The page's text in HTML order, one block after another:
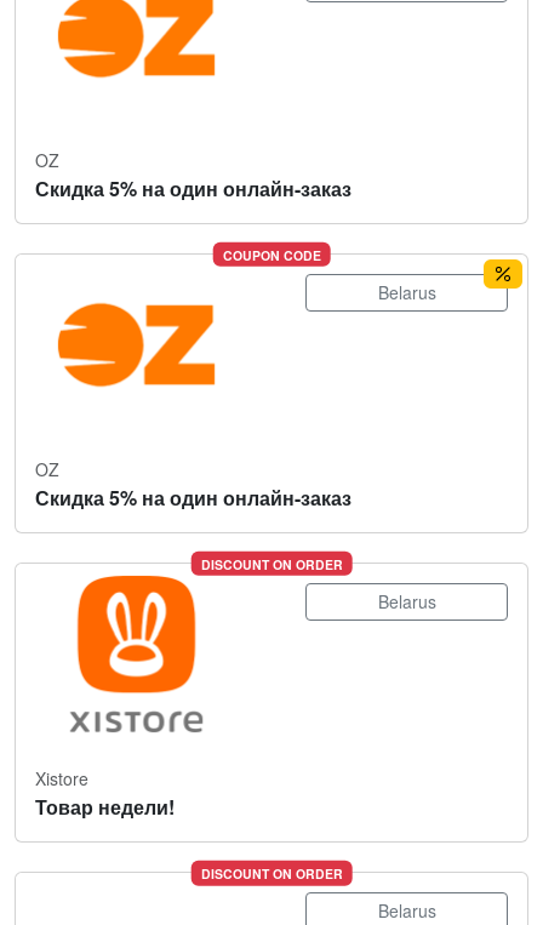
OZ
Скидка 5% на один онлайн-заказ
COUPON CODE
Belarus
OZ
Скидка 5% на один онлайн-заказ
DISCOUNT ON ORDER
Belarus
Xistore
Товар недели!
DISCOUNT ON ORDER
Belarus